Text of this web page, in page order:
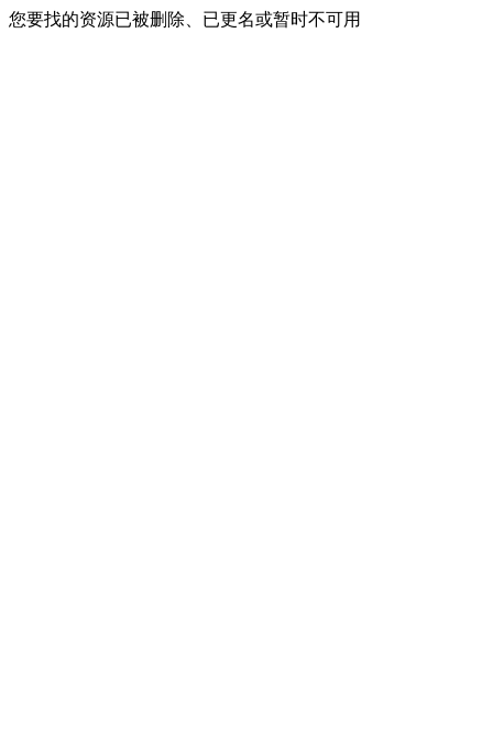
您要找的资源已被删除、已更名或暂时不可用